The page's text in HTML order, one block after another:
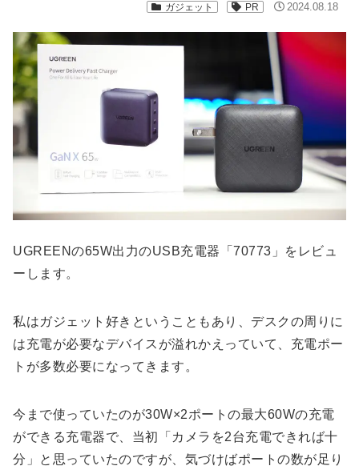
ガジェット PR 2024.08.18
UGREENの65W出力のUSB充電器「70773」をレビュ
ーします。
私はガジェット好きということもあり、デスクの周りに
は充電が必要なデバイスが溢れかえっていて、充電ポー
トが多数必要になってきます。
今まで使っていたのが30W×2ポートの最大60Wの充電
ができる充電器で、当初「カメラを2台充電できれば十
分」と思っていたのですが、気づけばポートの数が足り